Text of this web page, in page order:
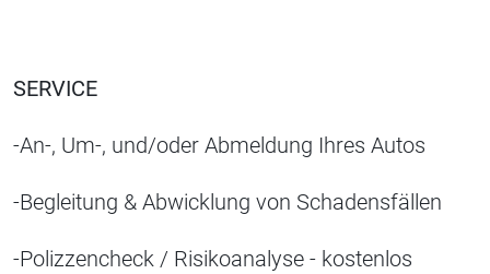
SERVICE
-An-, Um-, und/oder Abmeldung Ihres Autos
-Begleitung & Abwicklung von Schadensfällen
-Polizzencheck / Risikoanalyse - kostenlos